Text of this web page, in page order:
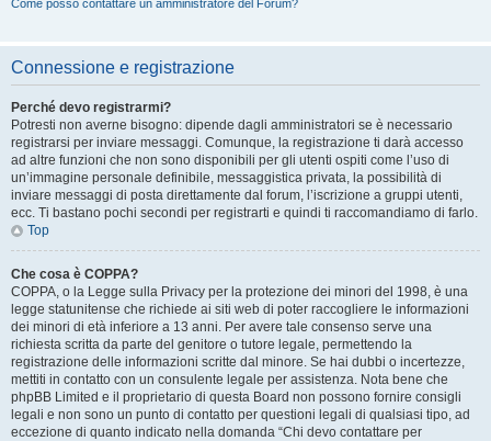
Come posso contattare un amministratore del Forum?
Connessione e registrazione
Perché devo registrarmi?
Potresti non averne bisogno: dipende dagli amministratori se è necessario
registrarsi per inviare messaggi. Comunque, la registrazione ti darà accesso
ad altre funzioni che non sono disponibili per gli utenti ospiti come l’uso di
un’immagine personale definibile, messaggistica privata, la possibilità di
inviare messaggi di posta direttamente dal forum, l’iscrizione a gruppi utenti,
ecc. Ti bastano pochi secondi per registrarti e quindi ti raccomandiamo di farlo.
Top
Che cosa è COPPA?
COPPA, o la Legge sulla Privacy per la protezione dei minori del 1998, è una
legge statunitense che richiede ai siti web di poter raccogliere le informazioni
dei minori di età inferiore a 13 anni. Per avere tale consenso serve una
richiesta scritta da parte del genitore o tutore legale, permettendo la
registrazione delle informazioni scritte dal minore. Se hai dubbi o incertezze,
mettiti in contatto con un consulente legale per assistenza. Nota bene che
phpBB Limited e il proprietario di questa Board non possono fornire consigli
legali e non sono un punto di contatto per questioni legali di qualsiasi tipo, ad
eccezione di quanto indicato nella domanda “Chi devo contattare per